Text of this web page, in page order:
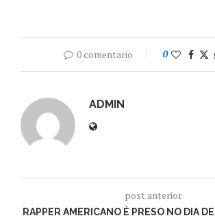
0 comentario 0
ADMIN
post anterior
RAPPER AMERICANO É PRESO NO DIA